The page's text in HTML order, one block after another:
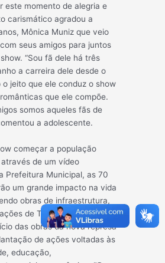
este momento de alegria e
carismático agradou a
Mônica Muniz que veio
seus amigos para juntos
“Sou fã dele há três
a carreira dele desde o
o jeito que ele conduz o show
que ele compõe.
somos aqueles fãs de
a adolescente.
começar a população
de um vídeo
Prefeitura Municipal, as 70
um grande impacto na vida
obras de infraestrutura,
de Tratamento de Água
das obras da nova represa
de ações voltadas às
educação,